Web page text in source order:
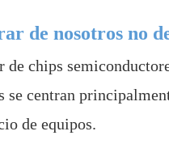
de nosotros no
chips
se centran
de equipos.